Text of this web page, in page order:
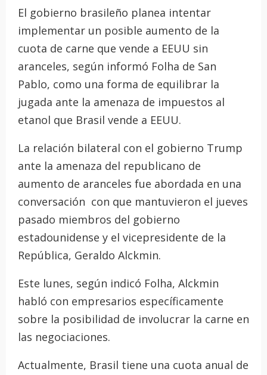
El gobierno brasileño planea intentar
implementar un posible aumento de la
cuota de carne que vende a EEUU sin
aranceles, según informó Folha de San
Pablo, como una forma de equilibrar la
jugada ante la amenaza de impuestos al
etanol que Brasil vende a EEUU.
La relación bilateral con el gobierno Trump
ante la amenaza del republicano de
aumento de aranceles fue abordada en una
conversación con que mantuvieron el jueves
pasado miembros del gobierno
estadounidense y el vicepresidente de la
República, Geraldo Alckmin.
Este lunes, según indicó Folha, Alckmin
habló con empresarios específicamente
sobre la posibilidad de involucrar la carne en
las negociaciones.
Actualmente, Brasil tiene una cuota anual de